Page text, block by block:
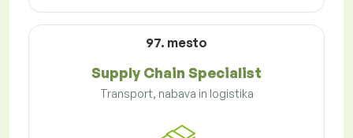
97. mesto
Supply Chain Specialist
Transport, nabava in logistika